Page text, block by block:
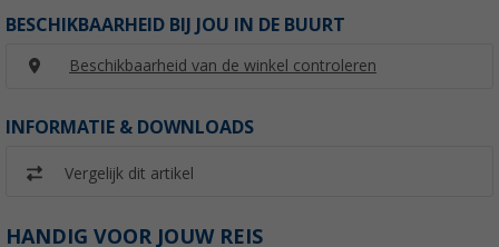
BESCHIKBAARHEID BIJ JOU IN DE BUURT
Beschikbaarheid van de winkel controleren
INFORMATIE & DOWNLOADS
Vergelijk dit artikel
HANDIG VOOR JOUW REIS